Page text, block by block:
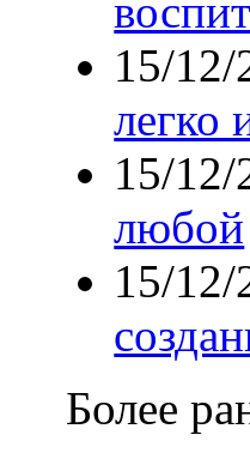
15/12/
легко
15/12/
любой
15/12/
Более